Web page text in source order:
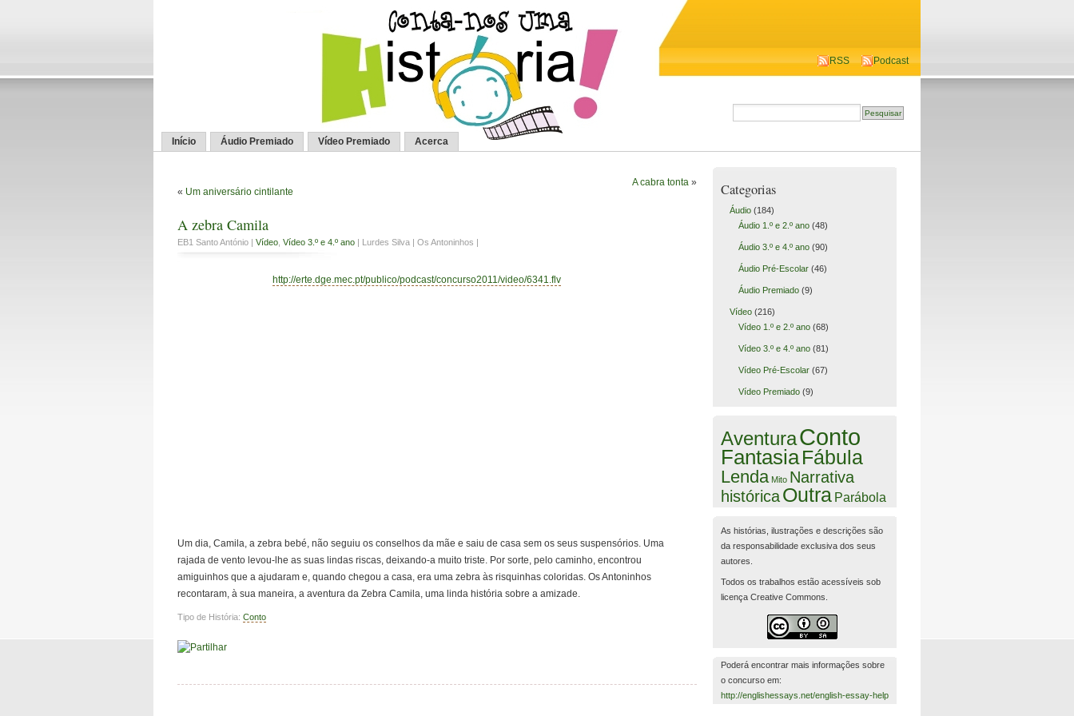
RSS Podcast
Início Áudio Premiado Vídeo Premiado Acerca
« Um aniversário cintilante
A cabra tonta »
A zebra Camila
EB1 Santo António | Vídeo Vídeo 3.º e 4.º ano | Lurdes Silva | Os Antoninhos |
http://erte.dge.mec.pt/publico/podcast/concurso2011/video/6341.flv
Um dia, Camila, a zebra bebé, não seguiu os conselhos da mãe e saiu de casa sem os seus suspensórios. Uma
rajada de vento levou-lhe as suas lindas riscas, deixando-a muito triste. Por sorte, pelo caminho, encontrou
amiguinhos que a ajudaram e, quando chegou a casa, era uma zebra às risquinhas coloridas. Os Antoninhos
recontaram, à sua maneira, a aventura da Zebra Camila, uma linda história sobre a amizade.
Tipo de História: Conto
Categorias
Áudio(184)
Áudio 1.º e 2.º ano(48)
Áudio 3.º e 4.º ano(90)
Áudio Pré-Escolar(46)
Áudio Premiado(9)
Vídeo(216)
Vídeo 1.º e 2.º ano(68)
Vídeo 3.º e 4.º ano(81)
Vídeo Pré-Escolar(67)
Vídeo Premiado(9)
AventuraConto
FantasiaFábula
Lenda Mito Narrativa
históricaOutra Parábola
As histórias, ilustrações e descrições são
da responsabilidade exclusiva dos seus
autores.
Todos os trabalhos estão acessíveis sob
licença Creative Commons.
Poderá encontrar mais informações sobre
o concurso em:
http://englishessays.net/english-essay-help